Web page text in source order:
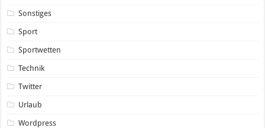
Sonstiges
Sport
Sportwetten
Technik
Twitter
Urlaub
Wordpress